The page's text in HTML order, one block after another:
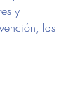
y
las